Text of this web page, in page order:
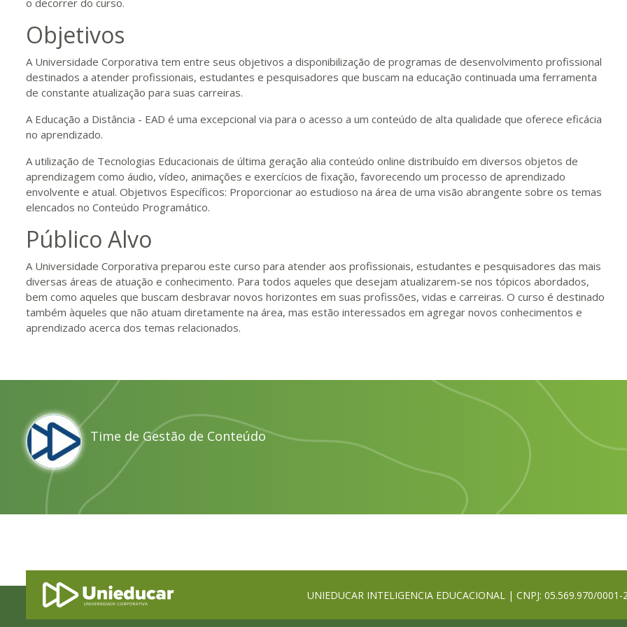
o decorrer do curso.
Objetivos
A Universidade Corporativa tem entre seus objetivos a disponibilização de programas de desenvolvimento profissional
destinados a atender profissionais, estudantes e pesquisadores que buscam na educação continuada uma ferramenta
de constante atualização para suas carreiras.
A Educação a Distância - EAD é uma excepcional via para o acesso a um conteúdo de alta qualidade que oferece eficácia
no aprendizado.
A utilização de Tecnologias Educacionais de última geração alia conteúdo online distribuído em diversos objetos de
aprendizagem como áudio, vídeo, animações e exercícios de fixação, favorecendo um processo de aprendizado
envolvente e atual. Objetivos Específicos: Proporcionar ao estudioso na área de uma visão abrangente sobre os temas
elencados no Conteúdo Programático.
Público Alvo
A Universidade Corporativa preparou este curso para atender aos profissionais, estudantes e pesquisadores das mais
diversas áreas de atuação e conhecimento. Para todos aqueles que desejam atualizarem-se nos tópicos abordados,
bem como aqueles que buscam desbravar novos horizontes em suas profissões, vidas e carreiras. O curso é destinado
também àqueles que não atuam diretamente na área, mas estão interessados em agregar novos conhecimentos e
aprendizado acerca dos temas relacionados.
Time de Gestão de Conteúdo
UNIEDUCAR INTELIGENCIA EDUCACIONAL | CNPJ: 05.569.970/0001-